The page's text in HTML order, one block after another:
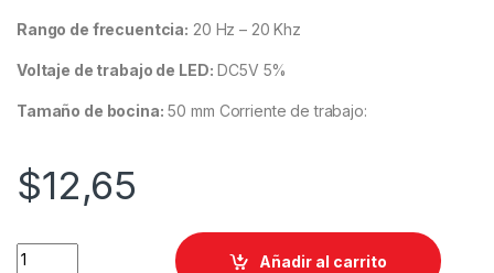
Rango de frecuentcia: 20 Hz – 20 Khz
Voltaje de trabajo de LED: DC5V 5%
Tamaño de bocina: 50 mm Corriente de trabajo:
$12,65
Añadir al carrito